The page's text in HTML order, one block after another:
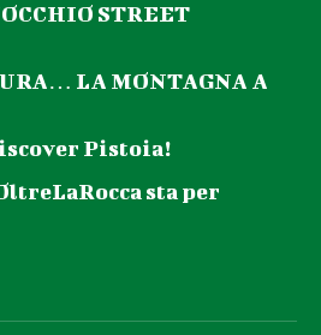
STREET
LA MONTAGNA A
Pistoia!
sta per